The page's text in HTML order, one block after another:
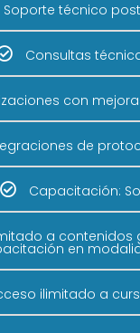
Soporte técnico
Consultas
con
de
Capacitación:
a contenidos
en
ilimitado a